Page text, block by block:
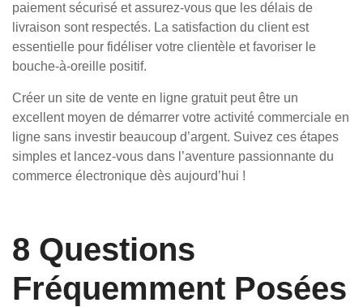
paiement sécurisé et assurez-vous que les délais de
livraison sont respectés. La satisfaction du client est
essentielle pour fidéliser votre clientèle et favoriser le
bouche-à-oreille positif.
Créer un site de vente en ligne gratuit peut être un
excellent moyen de démarrer votre activité commerciale en
ligne sans investir beaucoup d’argent. Suivez ces étapes
simples et lancez-vous dans l’aventure passionnante du
commerce électronique dès aujourd’hui !
8 Questions
Fréquemment Posées